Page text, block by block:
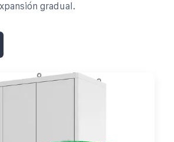
gradual.